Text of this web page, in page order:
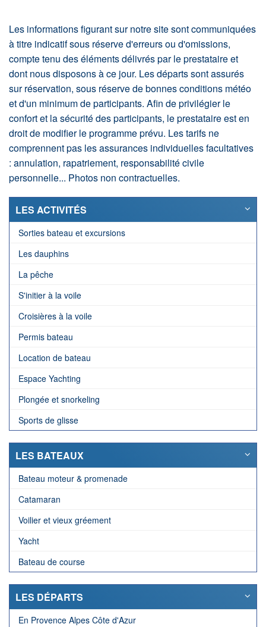
Les informations figurant sur notre site sont communiquées
à titre indicatif sous réserve d'erreurs ou d'omissions,
compte tenu des éléments délivrés par le prestataire et
dont nous disposons à ce jour. Les départs sont assurés
sur réservation, sous réserve de bonnes conditions météo
et d'un minimum de participants. Afin de privilégier le
confort et la sécurité des participants, le prestataire est en
droit de modifier le programme prévu. Les tarifs ne
comprennent pas les assurances individuelles facultatives
: annulation, rapatriement, responsabilité civile
personnelle... Photos non contractuelles.
LES ACTIVITÉS
Sorties bateau et excursions
Les dauphins
La pêche
S'initier à la voile
Croisières à la voile
Permis bateau
Location de bateau
Espace Yachting
Plongée et snorkeling
Sports de glisse
LES BATEAUX
Bateau moteur & promenade
Catamaran
Voilier et vieux gréement
Yacht
Bateau de course
LES DÉPARTS
En Provence Alpes Côte d'Azur